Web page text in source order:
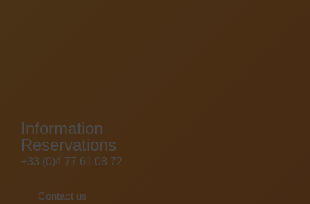
Information
Reservations
+33 (0)4 77 61 08 72
Contact us